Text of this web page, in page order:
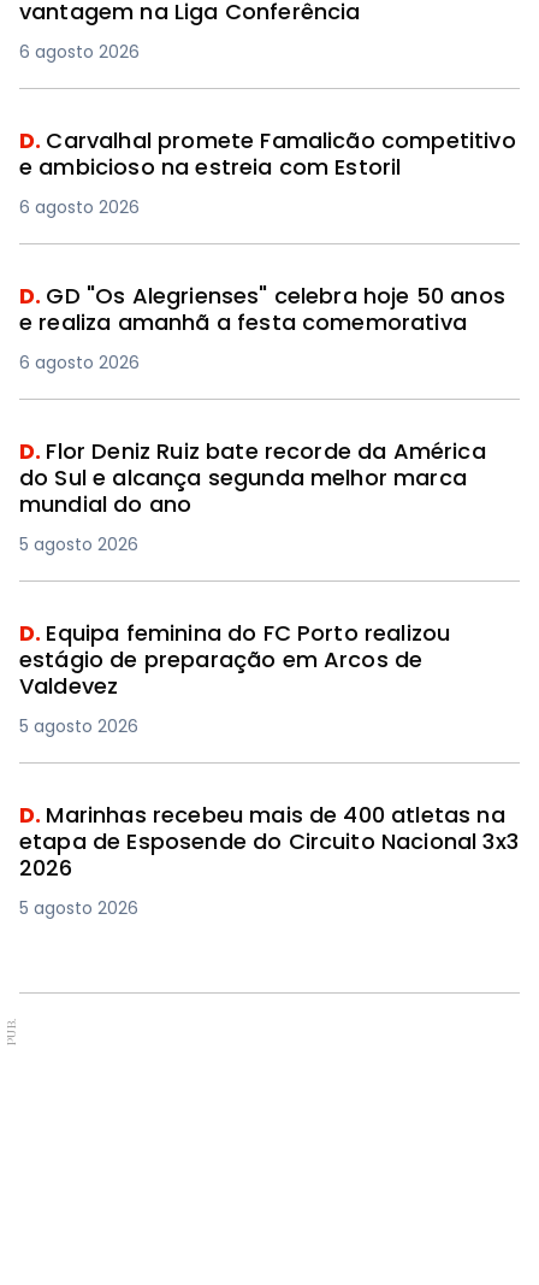
vantagem na Liga Conferência
6 agosto 2026
D. Carvalhal promete Famalicão competitivo
e ambicioso na estreia com Estoril
6 agosto 2026
D. GD "Os Alegrienses" celebra hoje 50 anos
e realiza amanhã a festa comemorativa
6 agosto 2026
D. Flor Deniz Ruiz bate recorde da América
do Sul e alcança segunda melhor marca
mundial do ano
5 agosto 2026
D. Equipa feminina do FC Porto realizou
estágio de preparação em Arcos de
Valdevez
5 agosto 2026
D. Marinhas recebeu mais de 400 atletas na
etapa de Esposende do Circuito Nacional 3x3
2026
5 agosto 2026
PUB.